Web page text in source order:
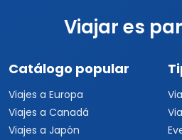
Viajar es
Catálogo popular
Viajes a Europa
Viajes a Canadá
Viajes a Japón